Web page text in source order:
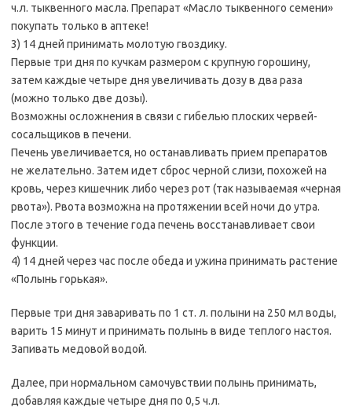
ч.л. тыквенного масла. Препарат «Масло тыквенного семени»
покупать только в аптеке!
3) 14 дней принимать молотую гвоздику.
Первые три дня по кучкам размером с крупную горошину,
затем каждые четыре дня увеличивать дозу в два раза
(можно только две дозы).
Возможны осложнения в связи с гибелью плоских червей-
сосальщиков в печени.
Печень увеличивается, но останавливать прием препаратов
не желательно. Затем идет сброс черной слизи, похожей на
кровь, через кишечник либо через рот (так называемая «черная
рвота»). Рвота возможна на протяжении всей ночи до утра.
После этого в течение года печень восстанавливает свои
функции.
4) 14 дней через час после обеда и ужина принимать растение
«Полынь горькая».
Первые три дня заваривать по 1 ст. л. полыни на 250 мл воды,
варить 15 минут и принимать полынь в виде теплого настоя.
Запивать медовой водой.
Далее, при нормальном самочувствии полынь принимать,
добавляя каждые четыре дня по 0,5 ч.л.